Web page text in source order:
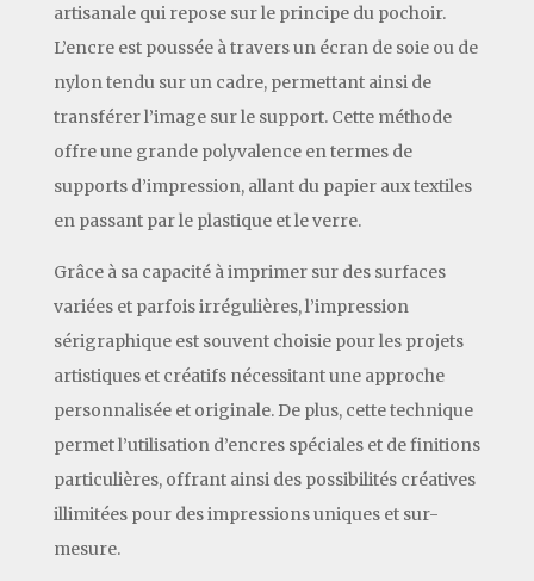
artisanale qui repose sur le principe du pochoir.
L’encre est poussée à travers un écran de soie ou de
nylon tendu sur un cadre, permettant ainsi de
transférer l’image sur le support. Cette méthode
offre une grande polyvalence en termes de
supports d’impression, allant du papier aux textiles
en passant par le plastique et le verre.
Grâce à sa capacité à imprimer sur des surfaces
variées et parfois irrégulières, l’impression
sérigraphique est souvent choisie pour les projets
artistiques et créatifs nécessitant une approche
personnalisée et originale. De plus, cette technique
permet l’utilisation d’encres spéciales et de finitions
particulières, offrant ainsi des possibilités créatives
illimitées pour des impressions uniques et sur-
mesure.